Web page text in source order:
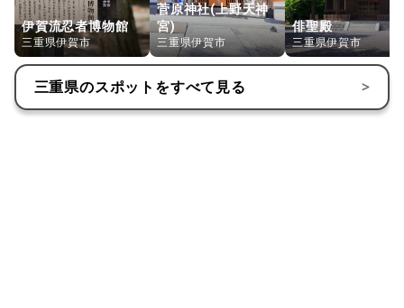
伊賀流忍者博物館
三重県伊賀市
菅原神社(上野天神
宮)
三重県伊賀市
俳聖殿
三重県伊賀市
三重県のスポットをすべて見る >